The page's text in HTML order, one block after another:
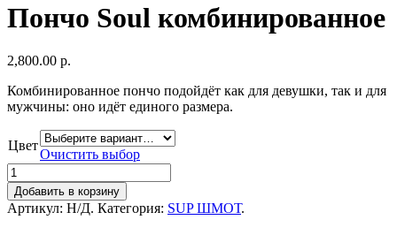
Пончо Soul комбинированное
2,800.00 р.
Комбинированное пончо подойдёт как для девушки, так и для
мужчины: оно идёт единого размера.
Цвет
Очистить выбор
Добавить в корзину
Артикул: Н/Д. Категория: SUP ШМОТ.